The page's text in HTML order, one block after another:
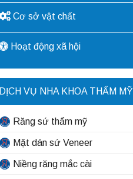
Cơ sở vật chất
Hoạt động xã hội
DỊCH VỤ NHA KHOA THẨM MỸ
Răng sứ thẩm mỹ
Mặt dán sứ Veneer
Niềng răng mắc cài